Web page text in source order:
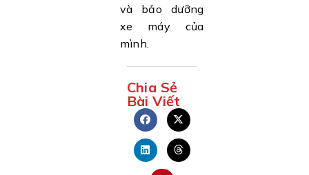
và bảo dưỡng
xe máy của
mình.
Chia Sẻ
Bài Viết